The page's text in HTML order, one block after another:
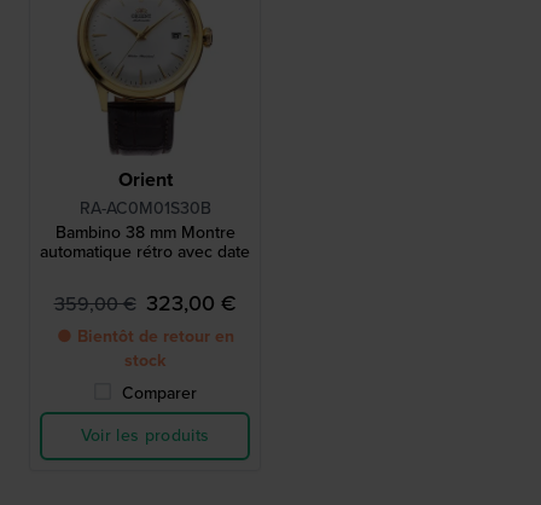
Orient
RA-AC0M01S30B
Bambino 38 mm Montre
automatique rétro avec date
359,00 € 323,00 €
● Bientôt de retour en
stock
Comparer
Voir les produits